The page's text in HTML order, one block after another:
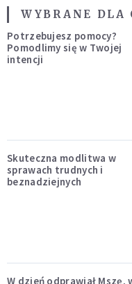
WYBRANE DLA
Potrzebujesz pomocy?
Pomodlimy się w Twojej
intencji
Skuteczna modlitwa w
sprawach trudnych i
beznadziejnych
W dzień odprawiał Mszę,